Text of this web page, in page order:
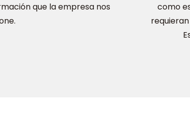
que la empresa nos
como